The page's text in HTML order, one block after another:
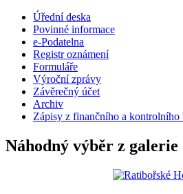
Úřední deska
Povinné informace
e-Podatelna
Registr oznámení
Formuláře
Výroční zprávy
Závěrečný účet
Archiv
Zápisy z finančního a kontrolního
Náhodný výběr z galerie